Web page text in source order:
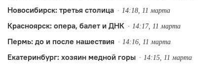
Новосибирск: третья столица 14:18, 11 марта
Красноярск: опера, балет и ДНК 14:17, 11 марта
Пермь: до и после нашествия 14:16, 11 марта
Екатеринбург: хозяин медной горы 14:15, 11 марта